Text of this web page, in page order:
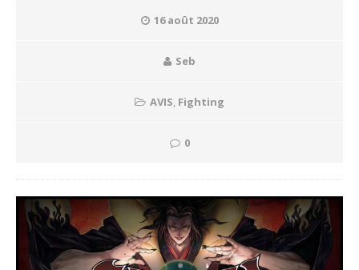
16 août 2020
Seb
AVIS, Fighting
0